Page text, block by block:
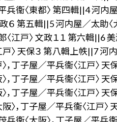
衞〈東都〉 第四輯||4 河内屋
６ 第五輯||5 河内屋／太助〈
江戸〉 文政１１ 第六輯||6 美
〉 天保３ 第八輯上帙||7 河
，丁子屋／平兵衞〈江戸〉
，丁子屋／平兵衞〈江戸〉
，丁子屋／平兵衞〈江戸〉
〉，丁子屋／平兵衞〈江戸